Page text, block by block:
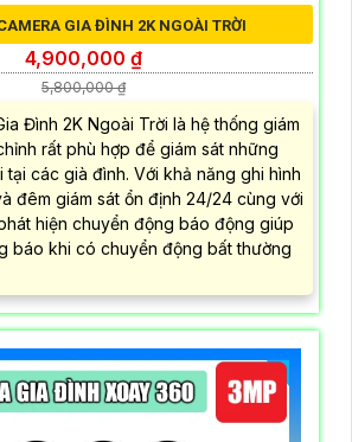
GIA ĐÌNH 2K NGOÀI TRỜI
4,900,000 ₫
5,800,000 ₫
Đình 2K Ngoài Trời là hệ thống giám
rất phù hợp để giám sát những
các già đình. Với khả năng ghi hình
đêm giám sát ổn định 24/24 cùng với
hiện chuyển động báo động giúp
báo khi có chuyển động bất thường